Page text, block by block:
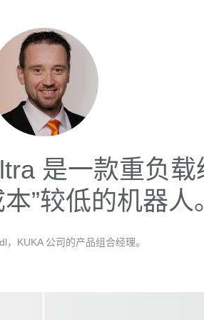
是一款重负载
”较低的机器人
，KUKA 公司的产品组合经理。